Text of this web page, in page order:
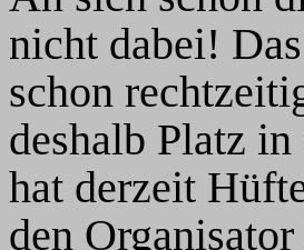
nicht dabei!
schon
deshalb Platz
hat derzeit
den